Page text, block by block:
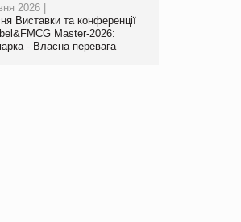
2026 |
Виставки та конференції
Master-2026:
- Власна перевага